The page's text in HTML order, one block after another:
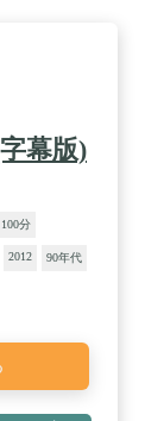
幕版)
100分
2012 90年代